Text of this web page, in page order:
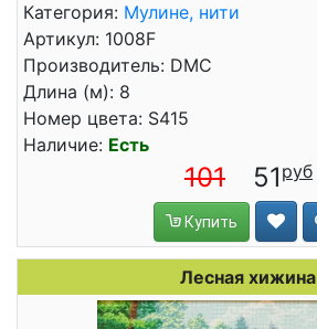
Категория: Мулине, нити
Артикул: 1008F
Производитель: DMC
Длина (м): 8
Номер цвета: S415
Наличие: Есть
101 51
Купить
Лесная хижина